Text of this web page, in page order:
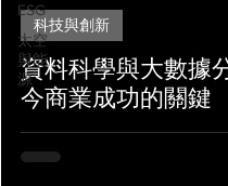
ESG
太空
與能
源
資料科學與大數據
今商業成功的關鍵
科技與創新